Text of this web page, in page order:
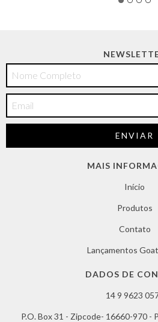
MAIS
Início
Produtos
Contato
Lançamentos
DADOS DE
14 9 9623
P.O. Box 31 - Zipcode- 16660-970 -